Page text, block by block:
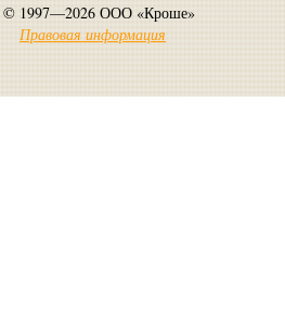
© 1997—2026 ООО «Кроше»
Правовая информация